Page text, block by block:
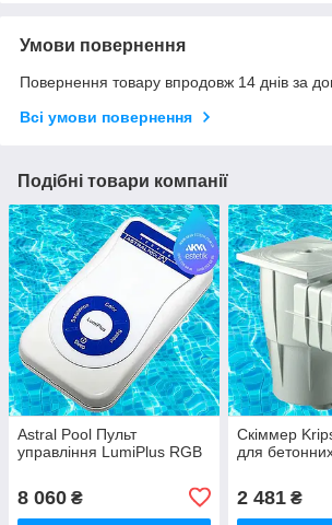
Умови повернення
Повернення товару впродовж 14 днів за
Всі умови повернення
Подібні товари компанії
Astral Pool Пульт
управління LumiPlus RGB
8 060 ₴
Скіммер
для
2 481₴